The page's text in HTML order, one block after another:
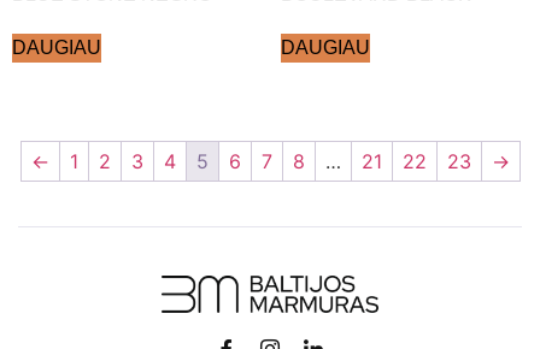
DAUGIAU DAUGIAU
← 1 2 3 4 5 6 7 8 … 21 22 23 →